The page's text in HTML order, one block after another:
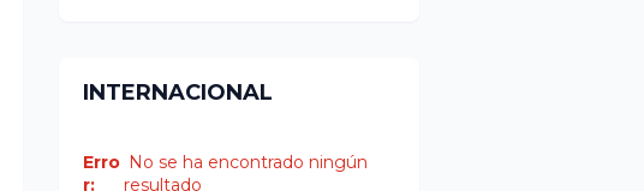
INTERNACIONAL
Erro
r:
No se ha encontrado ningún
resultado